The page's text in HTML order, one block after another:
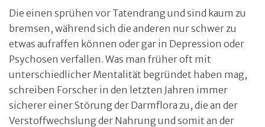
Die einen sprühen vor Tatendrang und sind kaum zu
bremsen, während sich die anderen nur schwer zu
etwas aufraffen können oder gar in Depression oder
Psychosen verfallen. Was man früher oft mit
unterschiedlicher Mentalität begründet haben mag,
schreiben Forscher in den letzten Jahren immer
sicherer einer Störung der Darmflora zu, die an der
Verstoffwechslung der Nahrung und somit an der